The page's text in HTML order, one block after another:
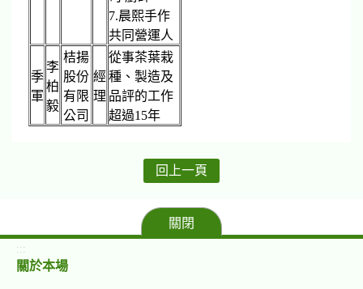
7.晨熙手作
共同營運人
季
軍
李
柏
毅
桔揚
股份
有限
公司
經
理
從事茶葉栽
種、製造及
品評的工作
超過15年
回上一頁
關閉
:::
關於本場